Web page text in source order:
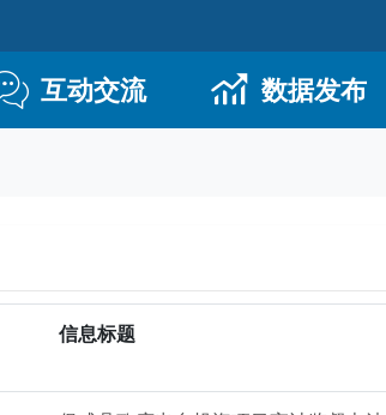
互动交流 数据发布
信息标题